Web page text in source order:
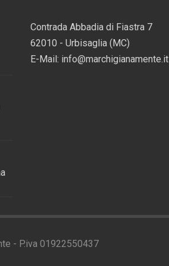
Contrada Abbadia di Fiastra 7
62010 - Urbisaglia (MC)
E-Mail: info@marchigianamente.it
- P.iva 01922550437